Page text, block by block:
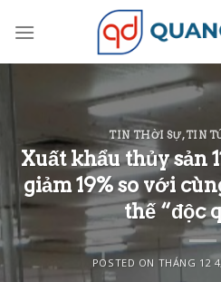
TIN THỜI SỰ,TIN
Xuất khẩu thủy sản
giảm 19% so với
thế “độc
POSTED ON THÁNG 12